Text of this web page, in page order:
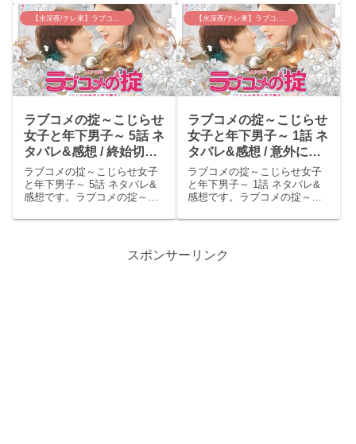
あらすじ瑠璃（栗山千明）は
倒れた賢治（吉沢悠）の病院
付き添いで帰宅が遅くなり、
徹夜で片づけるも汚部屋のま
ま朝を迎えてしまう。こう...
あらすじ九条瑠璃（栗山千
明）は真宮亮(小関裕太)のこと
が気になり仕事中も上の空に
なりがちになる。そんなと
き、親会社の専務・立花エ...
ラブコメの掟～こじらせ
女子と年下男子～ 5話 ネ
タバレ&感想 / 終始切な
かったのにまさかの最後
にホラーΣ(￣ロ￣lll)なぜ
家の中に！？
ラブコメの掟～こじらせ女子
と年下男子～ 5話 ネタバレ&
感想です。ラブコメの掟～こ
あらすじ瑠璃（栗山千明）は
たい相手が立花エリカ（堀田
茜）であると考える。瑠璃は
ラブコメの掟～こじらせ
女子と年下男子～ 1話 ネ
タバレ&感想 / 意外にも
原作なしオリジナルドラ
マ！栗山千明キレイだな
ー。
ラブコメの掟～こじらせ女子
と年下男子～ 1話 ネタバレ&
感想です。ラブコメの掟～こ
あらすじ九条瑠璃（栗山千
タイルも良く部下の面倒見も
良い自他ともに認めるパーフ
スポンサーリンク